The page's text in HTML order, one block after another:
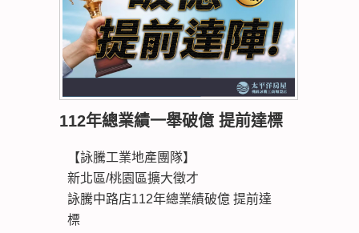
112年總業績一舉破億 提前達標
【詠騰工業地產團隊】
新北區/桃園區擴大徵才
詠騰中路店112年總業績破億 提前達
標